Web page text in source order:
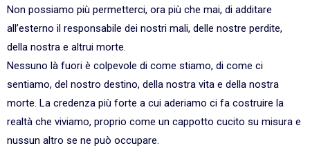
Non possiamo più permetterci, ora più che mai, di additare
all’esterno il responsabile dei nostri mali, delle nostre perdite,
della nostra e altrui morte.
Nessuno là fuori è colpevole di come stiamo, di come ci
sentiamo, del nostro destino, della nostra vita e della nostra
morte. La credenza più forte a cui aderiamo ci fa costruire la
realtà che viviamo, proprio come un cappotto cucito su misura e
nussun altro se ne può occupare.